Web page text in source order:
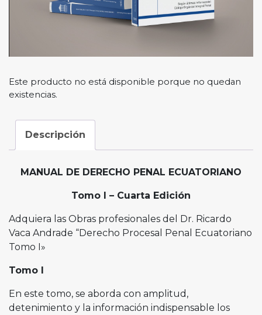
Este producto no está disponible porque no quedan
existencias.
Descripción
MANUAL DE DERECHO PENAL ECUATORIANO
Tomo I – Cuarta Edición
Adquiera las Obras profesionales del Dr. Ricardo
Vaca Andrade “Derecho Procesal Penal Ecuatoriano
Tomo I»
Tomo I
En este tomo, se aborda con amplitud,
detenimiento y la información indispensable los